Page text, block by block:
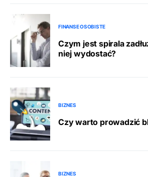
FINANSE OSOBISTE
Czym jest spirala
niej wydostać?
BIZNES
Czy warto prowadzić
BIZNES